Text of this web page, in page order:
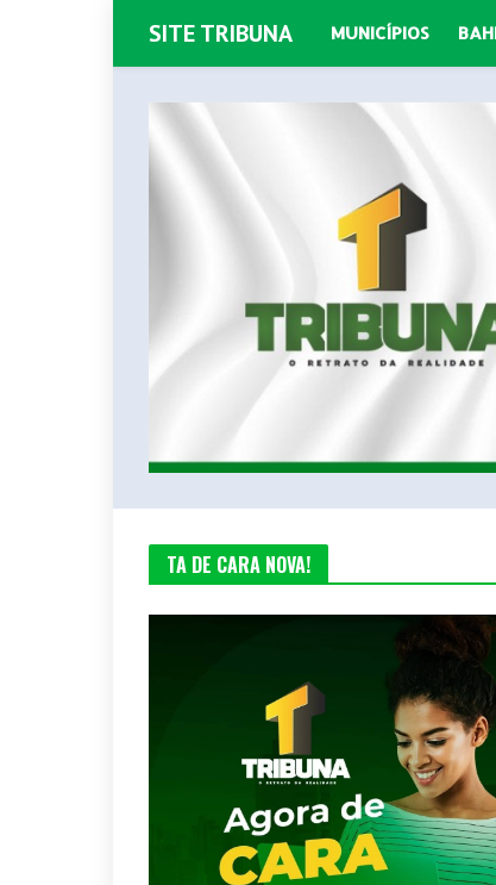
SITE TRIBUNA MUNICÍPIOS
TA DE CARA NOVA!